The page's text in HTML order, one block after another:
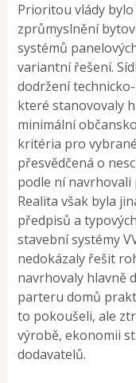
Prioritou vlády
zprůmyslnění
systémů
variantní řešení.
dodržení
které stanovovaly
minimální
kritéria pro
přesvědčená o
podle ní navrhovali
Realita však byla
předpisů a
stavební systémy
nedokázaly řešit
navrhovaly hlavně
parteru domů
to pokoušeli, ale
výrobě, ekonomii
dodavatelů.